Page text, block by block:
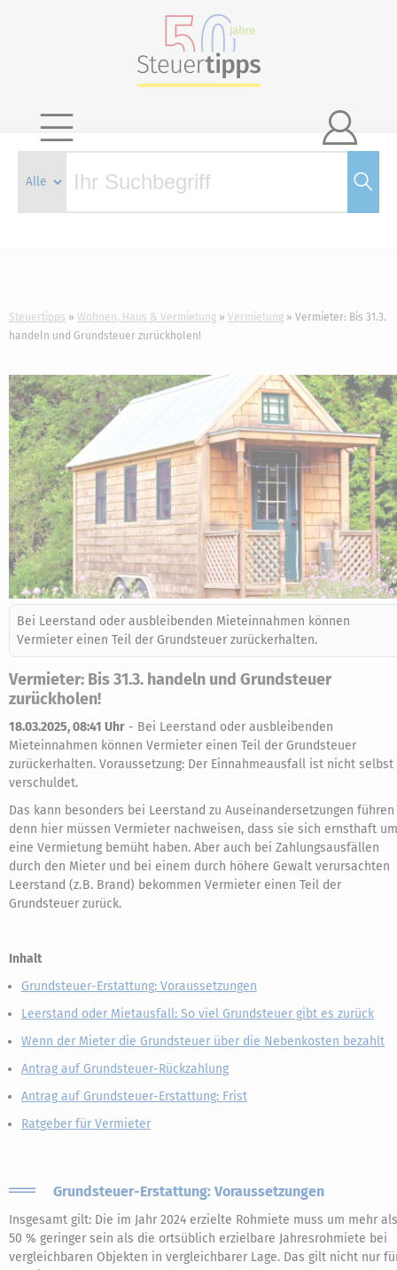

Steuertipps Wohnen, Haus & Vermietung Vermietung
Vermieter: Bis 31.3.
handeln und Grundsteuer zurückholen!
Bei Leerstand oder ausbleibenden Mieteinnahmen können
Vermieter einen Teil der Grundsteuer zurückerhalten.
Vermieter: Bis 31.3. handeln und Grundsteuer
zurückholen!
18.03.2025, 08:41 Uhr - Bei Leerstand oder ausbleibenden
Mieteinnahmen können Vermieter einen Teil der Grundsteuer
zurückerhalten. Voraussetzung: Der Einnahmeausfall ist nicht selbst
verschuldet.
Das kann besonders bei Leerstand zu Auseinandersetzungen führen
denn hier müssen Vermieter nachweisen, dass sie sich ernsthaft um
eine Vermietung bemüht haben. Aber auch bei Zahlungsausfällen
durch den Mieter und bei einem durch höhere Gewalt verursachten
Leerstand (z. B. Brand) bekommen Vermieter einen Teil der
Grundsteuer zurück.
Inhalt
Grundsteuer-Erstattung: Voraussetzungen
Leerstand oder Mietausfall: So viel Grundsteuer gibt es zurück
Wenn der Mieter die Grundsteuer über die Nebenkosten bezahlt
Antrag auf Grundsteuer-Rückzahlung
Antrag auf Grundsteuer-Erstattung: Frist
Ratgeber für Vermieter
Grundsteuer-Erstattung: Voraussetzungen
Insgesamt gilt: Die im Jahr 2024 erzielte Rohmiete muss um mehr als
50 % geringer sein als die ortsüblich erzielbare Jahresrohmiete bei
vergleichbaren Objekten in vergleichbarer Lage. Das gilt nicht nur